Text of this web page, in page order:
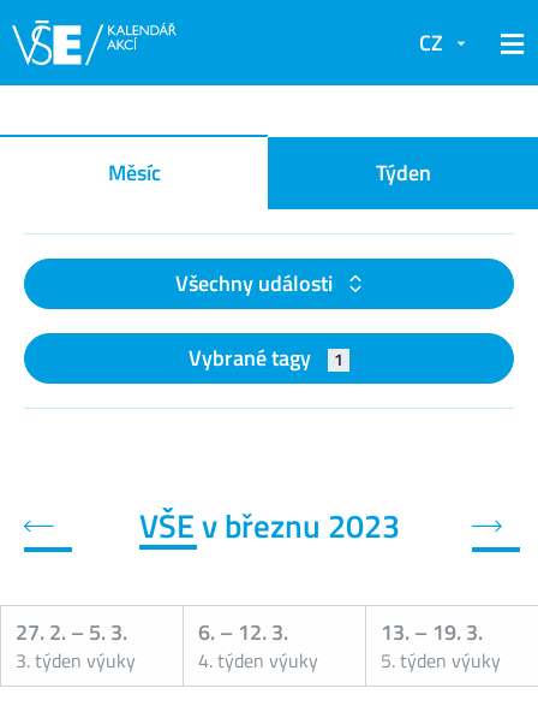
CZ
Kalendář akcí
Měsíc Týden
Všechny události
Vybrané tagy 1
VŠE v březnu 2023
Předchozí měsíc
27. 2.– 5. 3.
3. týden výuky
6.– 12. 3.
4. týden výuky
13.– 19. 3.
5. týden výuky